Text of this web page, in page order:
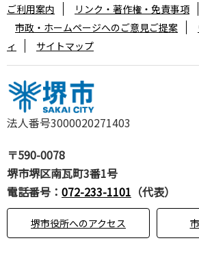
法人番号3000020271403
〒590-0078
堺市堺区南瓦町3番1号
電話番号： 072-233-1101 （代表）
堺市役所へのアクセス
ご利用案内 リンク・著作権・免責事項
市政・ホームページへのご意見ご提案
ィ
サイトマップ